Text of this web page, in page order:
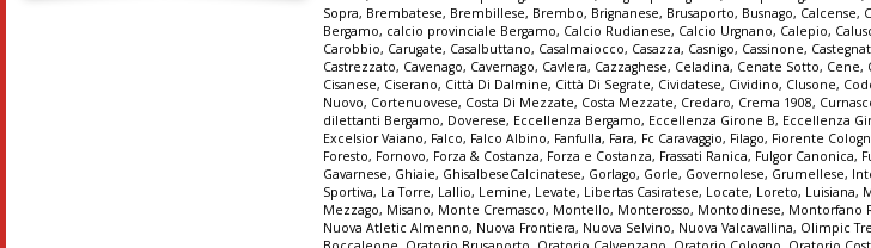
Sopra, Brembatese, Brembillese, Brembo, Brignanese, Brusaporto, Busnago, Calcense,
Bergamo, calcio provinciale Bergamo, Calcio Rudianese, Calcio Urgnano, Calepio,
Carobbio, Carugate, Casalbuttano, Casalmaiocco, Casazza, Casnigo, Cassinone,
Castrezzato, Cavenago, Cavernago, Cavlera, Cazzaghese, Celadina, Cenate Sotto, Cene,
Cisanese, Ciserano, Città Di Dalmine, Città Di Segrate, Cividatese, Cividino, Clusone,
Nuovo, Cortenuovese, Costa Di Mezzate, Costa Mezzate, Credaro, Crema 1908,
dilettanti Bergamo, Doverese, Eccellenza Bergamo, Eccellenza Girone B, Eccellenza
Excelsior Vaiano, Falco, Falco Albino, Fanfulla, Fara, Fc Caravaggio, Filago, Fiorente
Foresto, Fornovo, Forza & Costanza, Forza e Costanza, Frassati Ranica, Fulgor Canonica,
Gavarnese, Ghiaie, GhisalbeseCalcinatese, Gorlago, Gorle, Governolese, Grumellese,
Sportiva, La Torre, Lallio, Lemine, Levate, Libertas Casiratese, Locate, Loreto, Luisiana,
Mezzago, Misano, Monte Cremasco, Montello, Monterosso, Montodinese, Montorfano
Nuova Atletic Almenno, Nuova Frontiera, Nuova Selvino, Nuova Valcavallina, Olimpic